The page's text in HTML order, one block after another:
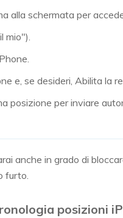
alla schermata per
mio").
e, se desideri, Abilita la
posizione per inviare
anche in grado di
furto.
posizioni